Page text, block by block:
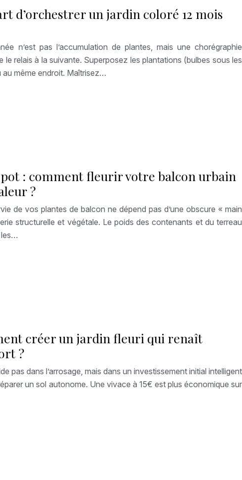
d’orchestrer un jardin coloré 12 mois
n’est pas l’accumulation de plantes, mais une chorégraphie
relais à la suivante. Superposez les plantations (bulbes sous les
même endroit. Maîtrisez…
pot : comment fleurir votre balcon urbain
?
de vos plantes de balcon ne dépend pas d’une obscure « main
structurelle et végétale. Le poids des contenants et du terreau
les…
créer un jardin fleuri qui renaît
?
pas dans l’arrosage, mais dans un investissement initial intelligent
un sol autonome. Une vivace à 15€ est plus économique sur